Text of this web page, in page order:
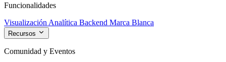
Funcionalidades
Visualización Analítica Backend Marca Blanca
Recursos
Comunidad y Eventos